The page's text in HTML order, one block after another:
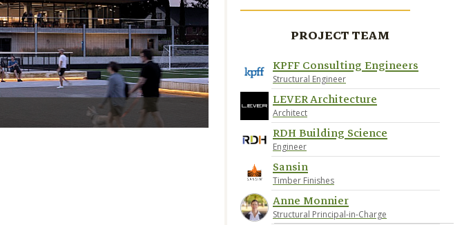
Photo Credit Jeremy Bittermann
PROJECT TEAM
KPFF Consulting Engineers
Structural Engineer
LEVER Architecture
Architect
RDH Building Science
Engineer
Sansin
Timber Finishes
Anne Monnier
Structural Principal-in-Charge